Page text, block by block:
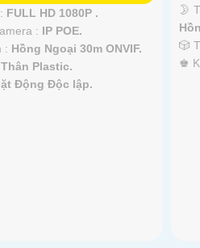
FULL HD 1080P .
: IP POE.
: Hồng Ngoại 30m ONVIF.
Thân Plastic.
Động Độc lập.
🌛
🎲
️♚